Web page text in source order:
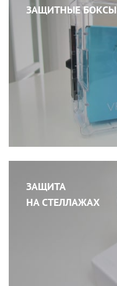
ЗАЩИТНЫЕ БОКСЫ
ЗАЩИТА
НА СТЕЛЛАЖАХ